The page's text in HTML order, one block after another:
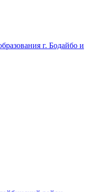
г. Бодайбо и